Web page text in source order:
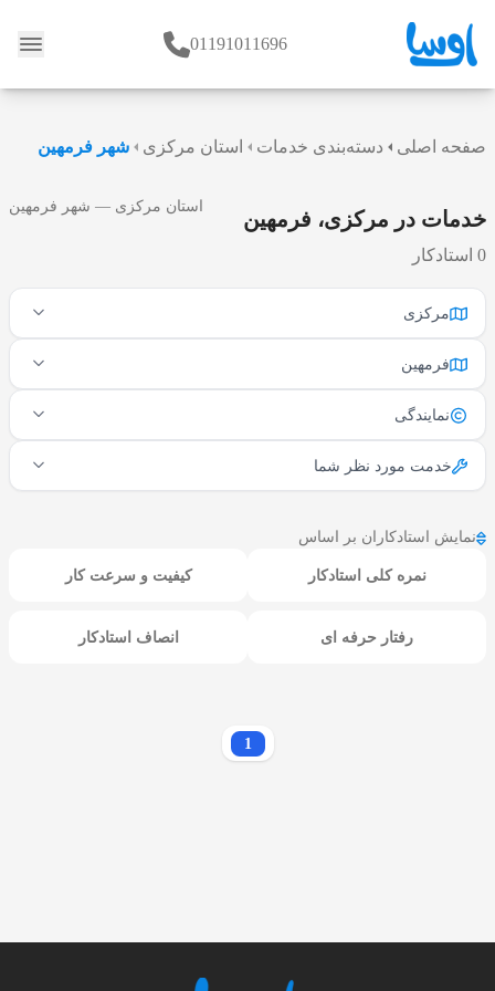
وبلاگ 01191011696
صفحه اصلی دسته‌بندی خدمات استان مرکزی شهر فرمهین
خدمات در مرکزی، فرمهین
0 استادکار
استان مرکزی — شهر فرمهین
مرکزی
فرمهین
نمایندگی
خدمت مورد نظر شما
نمایش استادکاران بر اساس
نمره کلی استادکار کیفیت و سرعت کار
رفتار حرفه ای انصاف استادکار
1